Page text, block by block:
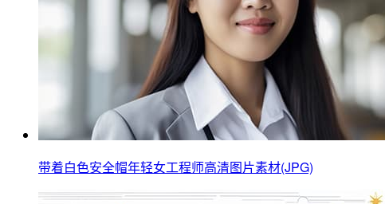
带着白色安全帽年轻女工程师高清图片素材(JPG)